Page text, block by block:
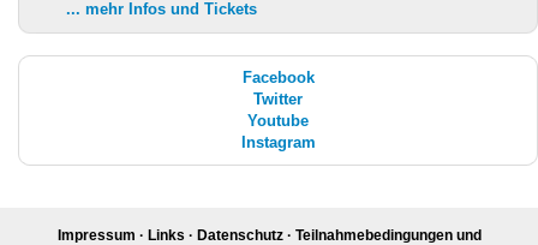
... mehr Infos und Tickets
Facebook
Twitter
Youtube
Instagram
Impressum · Links · Datenschutz· Teilnahmebedingungen und